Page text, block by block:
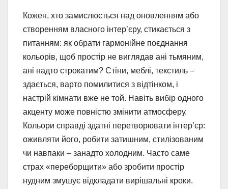
Кожен, хто замислюється над оновленням або
створенням власного інтер’єру, стикається з
питанням: як обрати гармонійне поєднання
кольорів, щоб простір не виглядав ані тьмяним,
ані надто строкатим? Стіни, меблі, текстиль –
здається, варто помилитися з відтінком, і
настрій кімнати вже не той. Навіть вибір одного
акценту може повністю змінити атмосферу.
Кольори справді здатні перетворювати інтер’єр:
оживляти його, робити затишним, стилізованим
чи навпаки – занадто холодним. Часто саме
страх «переборщити» або зробити простір
нудним змушує відкладати вирішальні кроки.